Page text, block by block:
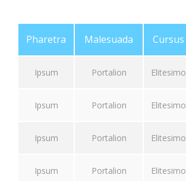
Pharetra Malesuada Cursus
Ipsum Portalion Elitesimo
Ipsum Portalion Elitesimo
Ipsum Portalion Elitesimo
Ipsum Portalion Elitesimo